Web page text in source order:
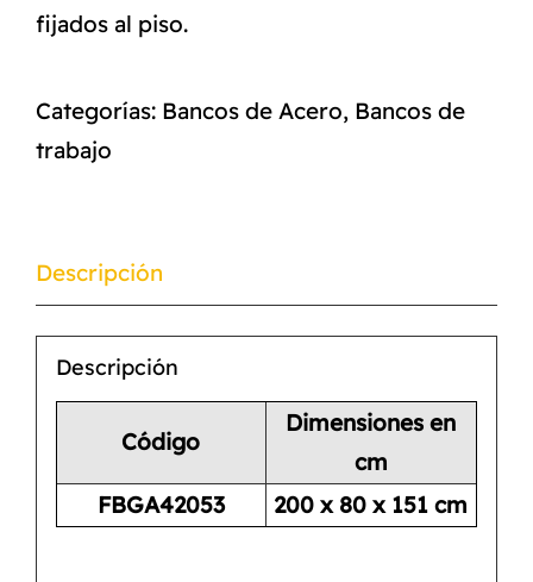
fijados al piso.
Categorías: Bancos de Acero, Bancos de
trabajo
Descripción
Descripción
Código
Dimensiones en
cm
FBGA42053
200 x 80 x 151 cm